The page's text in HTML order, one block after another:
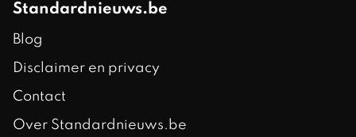
Standardnieuws.be
Blog
Disclaimer en privacy
Contact
Over Standardnieuws.be